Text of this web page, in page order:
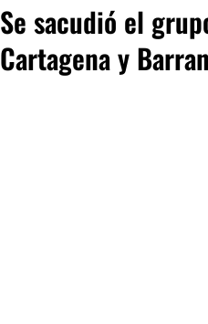
Se sacudió el
Cartagena y